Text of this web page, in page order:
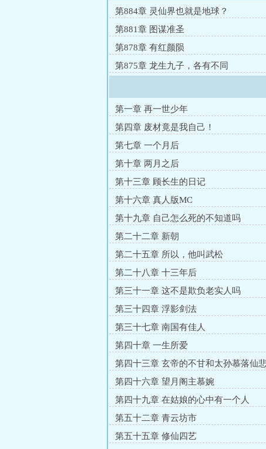
道，长生，凡人流，杀伐果断。时间
第884章 灵仙界也就是地球？
第881章 图谋准圣
第878章 有红颜陨
第875章 龙生九子，各有不同
第一章 再一世少年
第四章 废材竟是我自己！
第七章 一个月后
第十章 两月之后
第十三章 顾长生的日记
第十六章 真人版MC
第十九章 自己怎么死的不知道吗
第二十二章 新朝
第二十五章 所以，他叫武松
第二十八章 十三年后
第三十一章 这不是欺负老实人吗
第三十四章 浮影剑法
第三十七章 南国有佳人
第四十章 一生所爱
第四十三章 玄帝的不甘和太孙慕落仙
生第四十六章 望月阁主慕婉
第四十九章 在姑娘的心中有一个人
第五十二章 青云坊市
第五十五章 修仙四艺